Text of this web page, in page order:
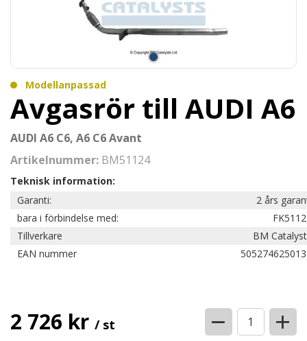
Modellanpassad
Avgasrör till AUDI A6
AUDI A6 C6, A6 C6 Avant
Artikelnummer: BM51124
Teknisk information:
Garanti:
2 års
bara i förbindelse med:
Tillverkare
BM
EAN nummer
2 726 kr / st − +